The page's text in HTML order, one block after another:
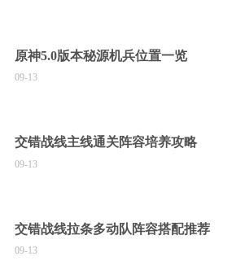
原神5.0版本秘源机兵位置一览
09-13
交错战线主线通关阵容培养攻略
09-13
交错战线拉条多动队阵容搭配推荐
09-13